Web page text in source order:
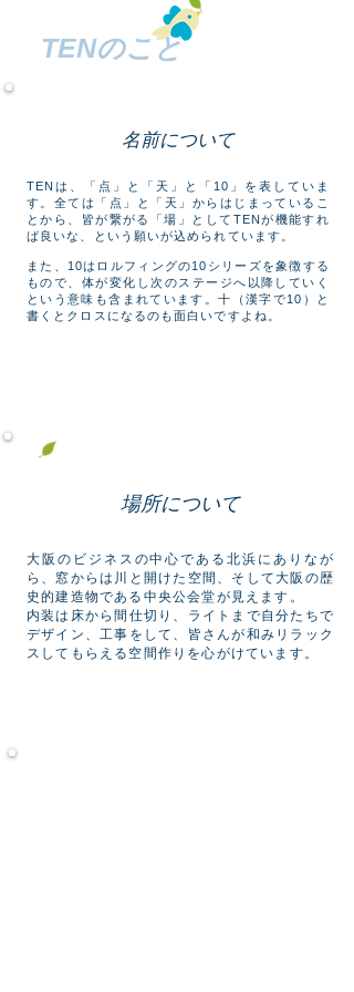
TENのこと
名前について
TENは、「点」と「天」と「10」を表していま
す。全ては「点」と「天」からはじまっているこ
とから、皆が繋がる「場」としてTENが機能すれ
ば良いな、という願いが込められています。
また、10はロルフィングの10シリーズを象徴する
もので、体が変化し次のステージへ以降していく
という意味も含まれています。十（漢字で10）と
書くとクロスになるのも面白いですよね。
場所について
大阪のビジネスの中心である北浜にありなが
ら、窓からは川と開けた空間、そして大阪の歴
史的建造物である中央公会堂が見えます。
内装は床から間仕切り、ライトまで自分たちで
デザイン、工事をして、皆さんが和みリラック
スしてもらえる空間作りを心がけています。